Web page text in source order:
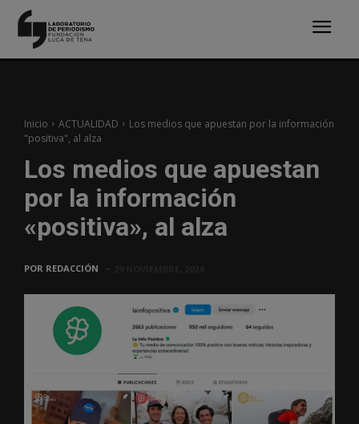
Inicio ACTUALIDAD
Los medios que apuestan por la información
"positiva", al alza
Los medios que apuestan
por la información
«positiva», al alza
POR REDACCIÓN